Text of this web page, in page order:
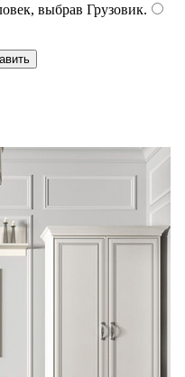
выбрав Грузовик.